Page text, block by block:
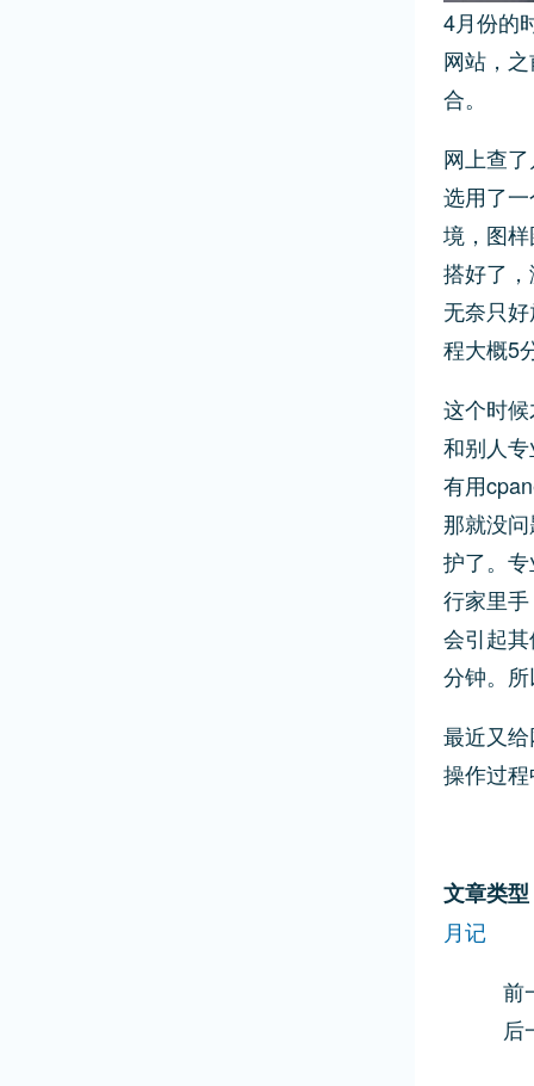
4月份的
网站，
合。
网上查
选用了
境，图
搭好了
无奈只
程大概5
这个时
和别人
有用
那就没
护了。
行家里
会引起
分钟。
最近又
操作过
文章类型
月记
前
后